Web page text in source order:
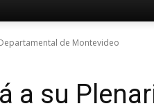
de Montevideo
a su